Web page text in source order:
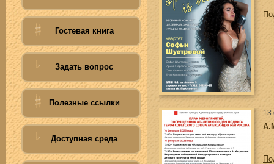
Гостевая книга
Задать вопрос
Полезные ссылки
Доступная среда
13